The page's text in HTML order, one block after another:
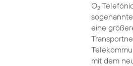
O2
eine
mit dem